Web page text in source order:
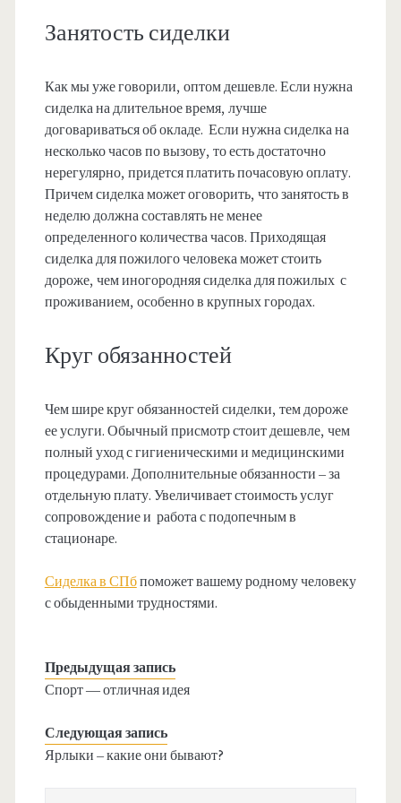
Занятость сиделки
Как мы уже говорили, оптом дешевле. Если нужна
сиделка на длительное время, лучше
договариваться об окладе. Если нужна сиделка на
несколько часов по вызову, то есть достаточно
нерегулярно, придется платить почасовую оплату.
Причем сиделка может оговорить, что занятость в
неделю должна составлять не менее
определенного количества часов. Приходящая
сиделка для пожилого человека может стоить
дороже, чем иногородняя сиделка для пожилых с
проживанием, особенно в крупных городах.
Круг обязанностей
Чем шире круг обязанностей сиделки, тем дороже
ее услуги. Обычный присмотр стоит дешевле, чем
полный уход с гигиеническими и медицинскими
процедурами. Дополнительные обязанности – за
отдельную плату. Увеличивает стоимость услуг
сопровождение и работа с подопечным в
стационаре.
Сиделка в СПбпоможет вашему родному человеку
с обыденными трудностями.
Предыдущая запись
Спорт — отличная идея
Следующая запись
Ярлыки – какие они бывают?